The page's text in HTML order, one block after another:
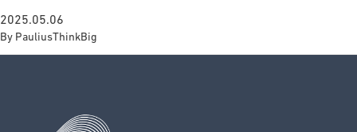
2025.05.06
By PauliusThinkBig